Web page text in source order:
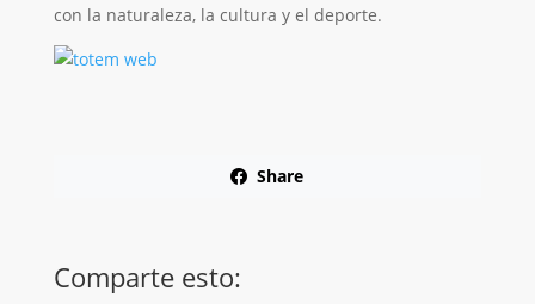
con la naturaleza, la cultura y el deporte.
Share
Comparte esto: